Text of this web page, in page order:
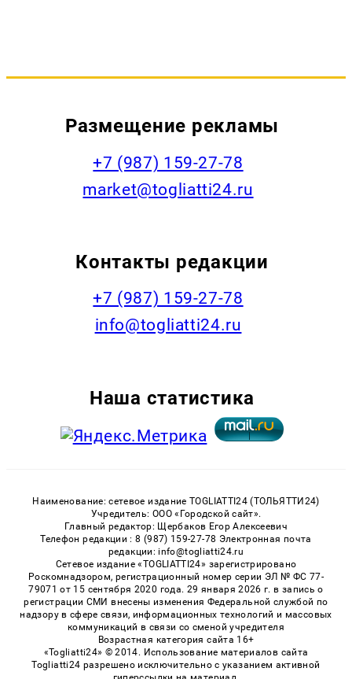
Размещение рекламы
+7 (987) 159-27-78
market@togliatti24.ru
Контакты редакции
+7 (987) 159-27-78
info@togliatti24.ru
Наша статистика
Наименование: сетевое издание TOGLIATTI24 (ТОЛЬЯТТИ24)
Учредитель: ООО «Городской сайт».
Главный редактор: Щербаков Егор Алексеевич
Телефон редакции : 8 (987) 159-27-78 Электронная почта
редакции: info@togliatti24.ru
Сетевое издание «TOGLIATTI24» зарегистрировано
Роскомнадзором, регистрационный номер серии ЭЛ № ФС 77-
79071 от 15 сентября 2020 года. 29 января 2026 г. в запись о
регистрации СМИ внесены изменения Федеральной службой по
надзору в сфере связи, информационных технологий и массовых
коммуникаций в связи со сменой учредителя
Возрастная категория сайта 16+
«Togliatti24» © 2014. Использование материалов сайта
Togliatti24 разрешено исключительно с указанием активной